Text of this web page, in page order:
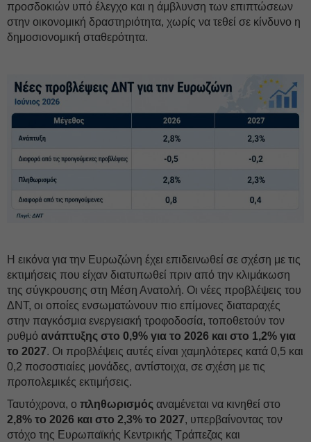
προσδοκιών υπό έλεγχο και η άμβλυνση των επιπτώσεων
στην οικονομική δραστηριότητα, χωρίς να τεθεί σε κίνδυνο η
δημοσιονομική σταθερότητα.
Η εικόνα για την Ευρωζώνη έχει επιδεινωθεί σε σχέση με τις
εκτιμήσεις που είχαν διατυπωθεί πριν από την κλιμάκωση
της σύγκρουσης στη Μέση Ανατολή. Οι νέες προβλέψεις του
ΔΝΤ, οι οποίες ενσωματώνουν πιο επίμονες διαταραχές
στην παγκόσμια ενεργειακή τροφοδοσία, τοποθετούν τον
ρυθμό ανάπτυξης στο 0,9% για το 2026 και στο 1,2% για
το 2027. Οι προβλέψεις αυτές είναι χαμηλότερες κατά 0,5 και
0,2 ποσοστιαίες μονάδες, αντίστοιχα, σε σχέση με τις
προπολεμικές εκτιμήσεις.
Ταυτόχρονα, ο πληθωρισμός αναμένεται να κινηθεί στο
2,8% το 2026 και στο 2,3% το 2027, υπερβαίνοντας τον
στόχο της Ευρωπαϊκής Κεντρικής Τράπεζας και